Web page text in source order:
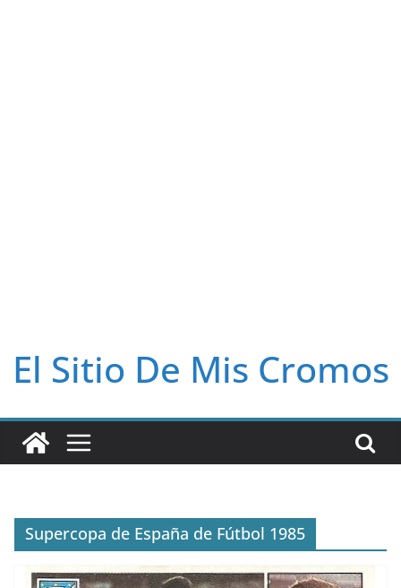
El Sitio De Mis Cromos
Supercopa de España de Fútbol 1985